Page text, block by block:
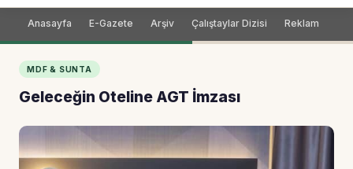
Anasayfa E-Gazete Arşiv Çalıştaylar Dizisi Reklam
MDF & SUNTA
Geleceğin Oteline AGT İmzası